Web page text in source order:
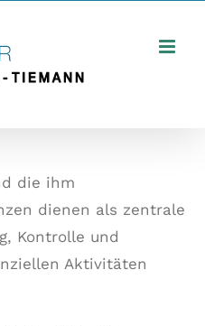
die ihm
dienen als zentrale
Kontrolle und
Aktivitäten